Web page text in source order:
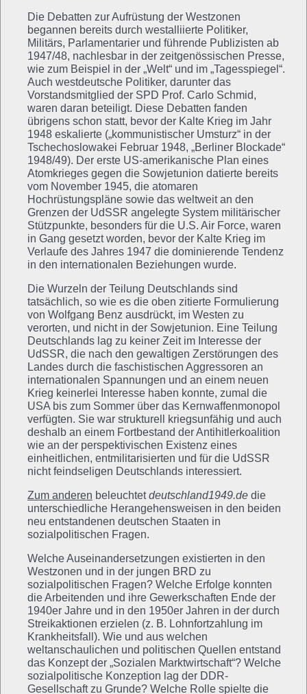
Die Debatten zur Aufrüstung der Westzonen
begannen bereits durch westalliierte Politiker,
Militärs, Parlamentarier und führende Publizisten ab
1947/48, nachlesbar in der zeitgenössischen Presse,
wie zum Beispiel in der „Welt“ und im „Tagesspiegel“.
Auch westdeutsche Politiker, darunter das
Vorstandsmitglied der SPD Prof. Carlo Schmid,
waren daran beteiligt. Diese Debatten fanden
übrigens schon statt, bevor der Kalte Krieg im Jahr
1948 eskalierte („kommunistischer Umsturz“ in der
Tschechoslowakei Februar 1948, „Berliner Blockade“
1948/49). Der erste US-amerikanische Plan eines
Atomkrieges gegen die Sowjetunion datierte bereits
vom November 1945, die atomaren
Hochrüstungspläne sowie das weltweit an den
Grenzen der UdSSR angelegte System militärischer
Stützpunkte, besonders für die U.S. Air Force, waren
in Gang gesetzt worden, bevor der Kalte Krieg im
Verlaufe des Jahres 1947 die dominierende Tendenz
in den internationalen Beziehungen wurde.
Die Wurzeln der Teilung Deutschlands sind
tatsächlich, so wie es die oben zitierte Formulierung
von Wolfgang Benz ausdrückt, im Westen zu
verorten, und nicht in der Sowjetunion. Eine Teilung
Deutschlands lag zu keiner Zeit im Interesse der
UdSSR, die nach den gewaltigen Zerstörungen des
Landes durch die faschistischen Aggressoren an
internationalen Spannungen und an einem neuen
Krieg keinerlei Interesse haben konnte, zumal die
USA bis zum Sommer über das Kernwaffenmonopol
verfügten. Sie war strukturell kriegsunfähig und auch
deshalb an einem Fortbestand der Antihitlerkoalition
wie an der perspektivischen Existenz eines
einheitlichen, entmilitarisierten und für die UdSSR
nicht feindseligen Deutschlands interessiert.
Zum anderen beleuchtetdeutschland1949.de die
unterschiedliche Herangehensweisen in den beiden
neu entstandenen deutschen Staaten in
sozialpolitischen Fragen.
Welche Auseinandersetzungen existierten in den
Westzonen und in der jungen BRD zu
sozialpolitischen Fragen? Welche Erfolge konnten
die Arbeitenden und ihre Gewerkschaften Ende der
1940er Jahre und in den 1950er Jahren in der durch
Streikaktionen erzielen (z. B. Lohnfortzahlung im
Krankheitsfall). Wie und aus welchen
weltanschaulichen und politischen Quellen entstand
das Konzept der „Sozialen Marktwirtschaft“? Welche
sozialpolitische Konzeption lag der DDR-
Gesellschaft zu Grunde? Welche Rolle spielte die